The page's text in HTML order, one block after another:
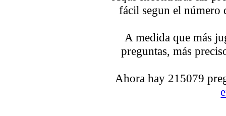
fácil segun el número
A medida que más
preguntas, más
Ahora hay 215079